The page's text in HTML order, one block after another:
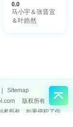
0.0
马小宇＆张晋宜
＆叶皓然
Sitemap
版权所有
者所有，如果侵犯了你